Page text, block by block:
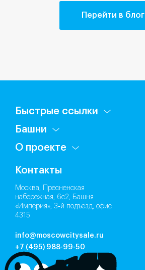
Перейти в блог
Быстрые ссылки
Башни
О проекте
Контакты
Москва, Пресненская
набережная, 6с2, Башня
«Империя», 3‑й подъезд, офис
4315
info@moscowcitysale.ru
+7 (495) 988-99-50